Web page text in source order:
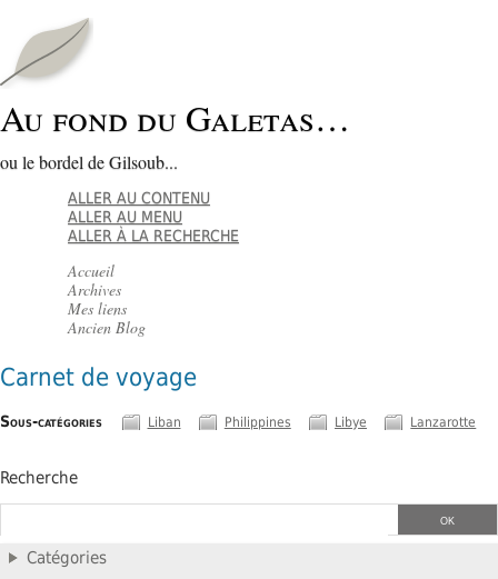
Au fond du Galetas…
ou le bordel de Gilsoub...
ALLER AU CONTENU
ALLER AU MENU
ALLER À LA RECHERCHE
Accueil
Archives
Mes liens
Ancien Blog
Carnet de voyage
Sous-catégories Liban Philippines Libye Lanzarotte
Recherche
Catégories